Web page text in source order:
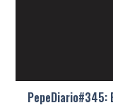
PepeDiario#345: